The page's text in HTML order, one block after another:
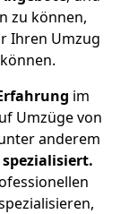
zu können,
Ihren Umzug
im
Umzüge von
anderem